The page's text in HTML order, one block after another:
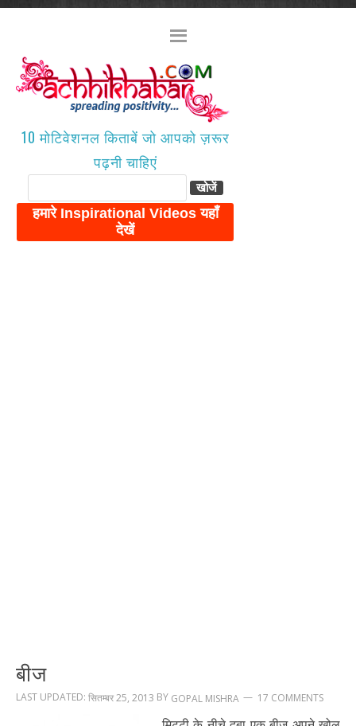
10 मोटिवेशनल किताबें जो आपको ज़रूर
पढ़नी चाहिएं
बीज
LAST UPDATED: सितम्बर 25, 2013 BY GOPAL MISHRA 17 COMMENTS